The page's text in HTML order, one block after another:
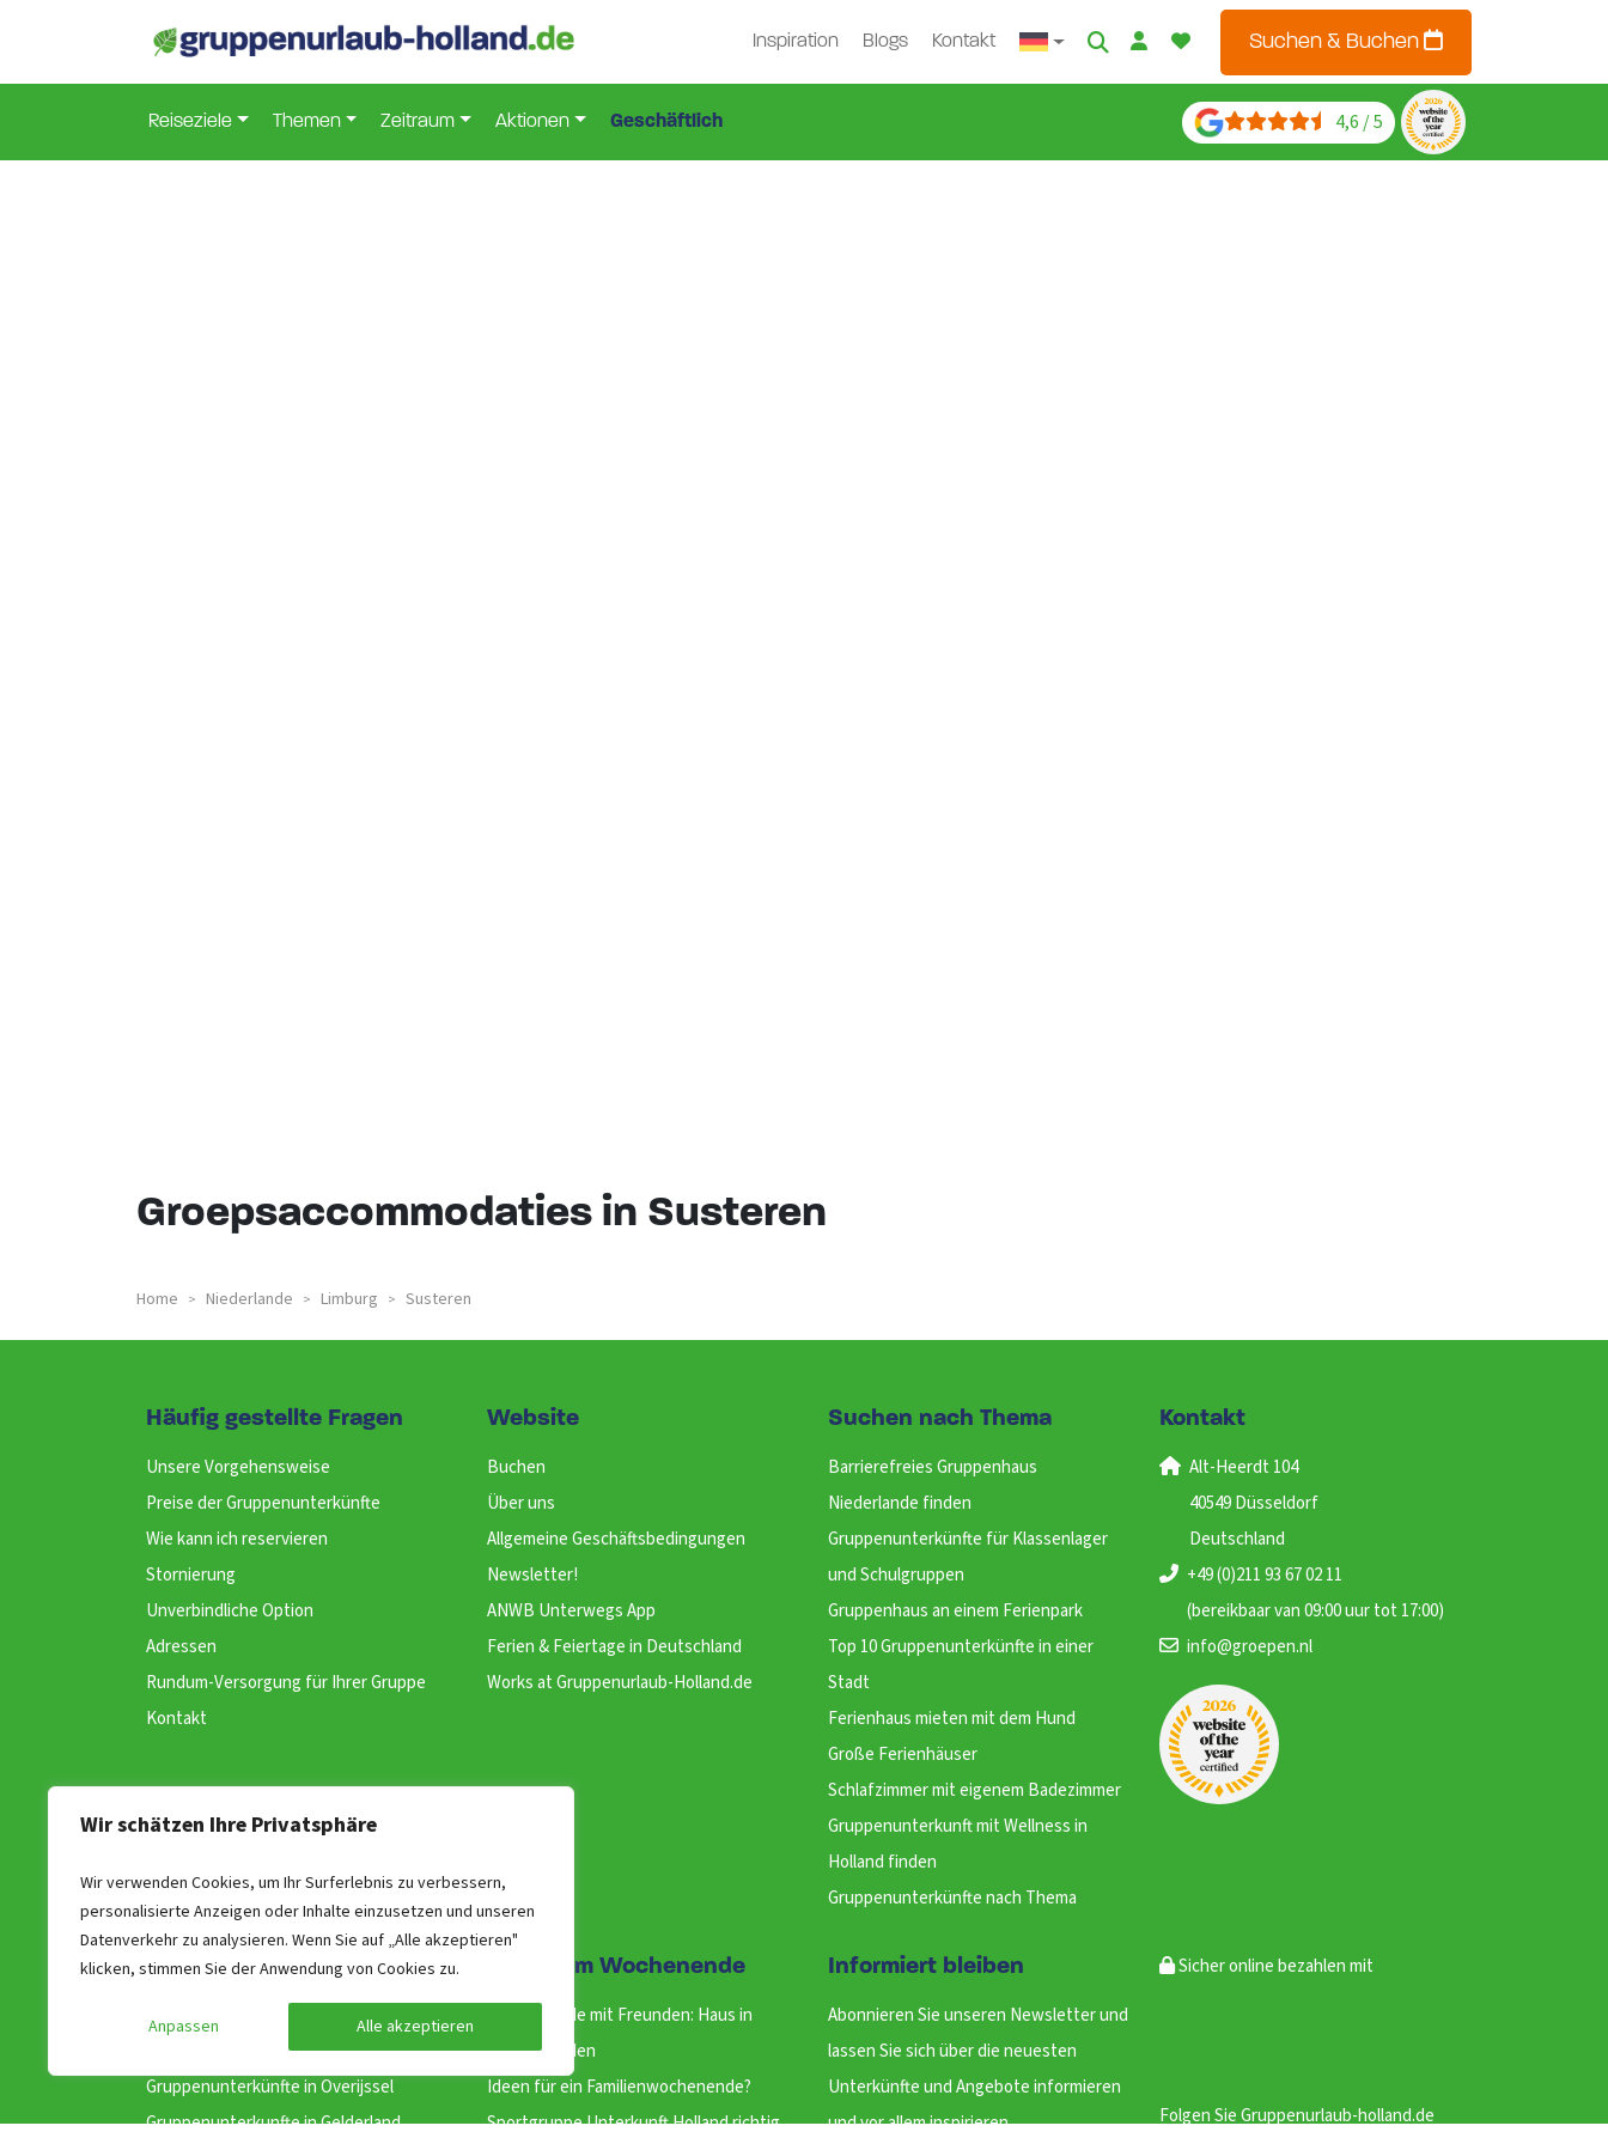
Wir schätzen Ihre Privatsphäre
Wir verwenden Cookies, um Ihr Surferlebnis zu verbessern,
personalisierte Anzeigen oder Inhalte einzusetzen und unseren
Datenverkehr zu analysieren. Wenn Sie auf „Alle akzeptieren"
klicken, stimmen Sie der Anwendung von Cookies zu.
Anpassen Alle akzeptieren
Inspiration Blogs Kontakt Suchen & Buchen
Reiseziele Themen Zeitraum Aktionen Geschäftlich 4,6 / 5
Groepsaccommodaties in Susteren
Home > Niederlande > Limburg > Susteren
Häufig gestellte Fragen
Unsere Vorgehensweise
Preise der Gruppenunterkünfte
Wie kann ich reservieren
Stornierung
Unverbindliche Option
Adressen
Rundum-Versorgung für Ihrer Gruppe
Kontakt
Website
Buchen
Über uns
Allgemeine Geschäftsbedingungen
Newsletter!
ANWB Unterwegs App
Ferien & Feiertage in Deutschland
Works at Gruppenurlaub-Holland.de
Suchen nach Thema
Barrierefreies Gruppenhaus
Niederlande finden
Gruppenunterkünfte für Klassenlager
und Schulgruppen
Gruppenhaus an einem Ferienpark
Top 10 Gruppenunterkünfte in einer
Stadt
Ferienhaus mieten mit dem Hund
Große Ferienhäuser
Schlafzimmer mit eigenem Badezimmer
Gruppenunterkunft mit Wellness in
Holland finden
Gruppenunterkünfte nach Thema
Kontakt
Alt-Heerdt 104
40549 Düsseldorf
Deutschland
+49 (0)211 93 67 02 11
(bereikbaar van 09:00 uur tot 17:00)
info@groepen.nl
Suchen nach Regio
Gruppenunterkünfte in Limburg
Gruppenunterkünfte in der Veluwe
Gruppenunterkünfte in Overijssel
Gruppenunterkunfte in Gelderland
Pause am Wochenende
Wochenende mit Freunden: Haus in
Holland finden
Ideen für ein Familienwochenende?
Sportgruppe Unterkunft Holland richtig
Informiert bleiben
Abonnieren Sie unseren Newsletter und
lassen Sie sich über die neuesten
Unterkünfte und Angebote informieren
und vor allem inspirieren.
Sicher online bezahlen mit
Folgen Sie Gruppenurlaub-holland.de